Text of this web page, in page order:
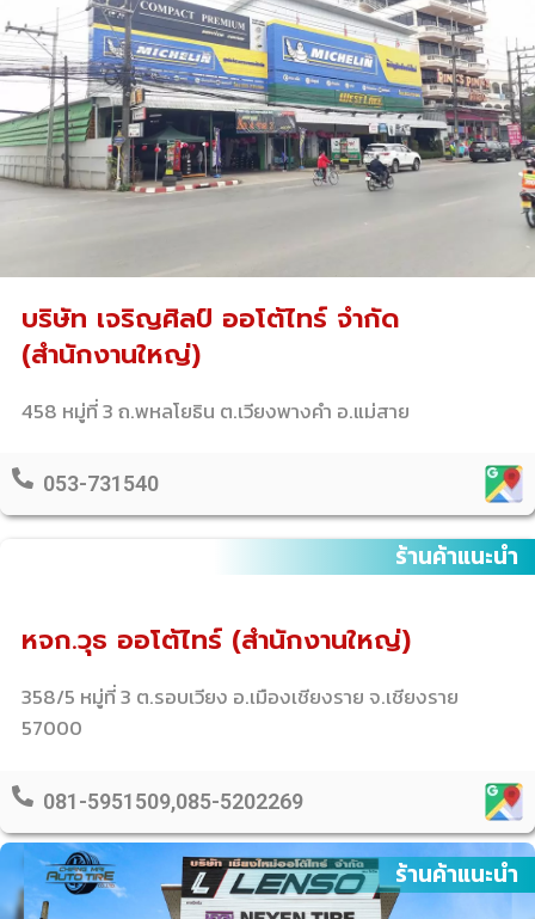
บริษัท เจริญศิลป์ ออโต้ไทร์ จำกัด
(สำนักงานใหญ่)
458 หมู่ที่ 3 ถ.พหลโยธิน ต.เวียงพางคำ อ.แม่สาย
053-731540
ร้านค้าแนะนำ
หจก.วุธ ออโต้ไทร์ (สำนักงานใหญ่)
358/5 หมู่ที่ 3 ต.รอบเวียง อ.เมืองเชียงราย จ.เชียงราย
57000
081-5951509,085-5202269
ร้านค้าแนะนำ